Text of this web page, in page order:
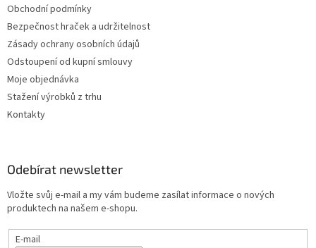
Obchodní podmínky
Bezpečnost hraček a udržitelnost
Zásady ochrany osobních údajů
Odstoupení od kupní smlouvy
Moje objednávka
Stažení výrobků z trhu
Kontakty
Odebírat newsletter
Vložte svůj e-mail a my vám budeme zasílat informace o nových
produktech na našem e-shopu.
E-mail